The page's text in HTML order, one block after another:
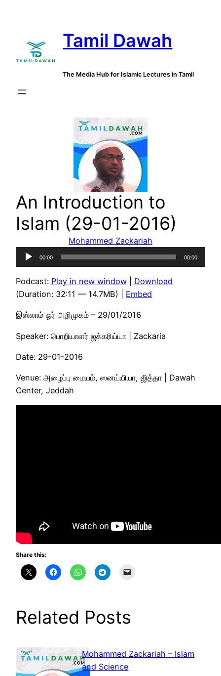
Tamil Dawah
The Media Hub for Islamic Lectures in Tamil
An Introduction to
Islam (29-01-2016)
Mohammed Zackariah
Audio
Player
00:00 00:00
Podcast: Play in new window
Download
(Duration: 32:11 — 14.7MB) | Embed
இஸ்லாம் ஓர் அறிமுகம் – 29/01/2016
Speaker: பொறியாளர் ஜக்கரிய்யா | Zackaria
Date: 29-01-2016
Venue: அழைப்பு மையம், ஸனய்யியா, ஜித்தா | Dawah
Center, Jeddah
Share this:
Related Posts
Mohammed Zackariah – Islam
and Science